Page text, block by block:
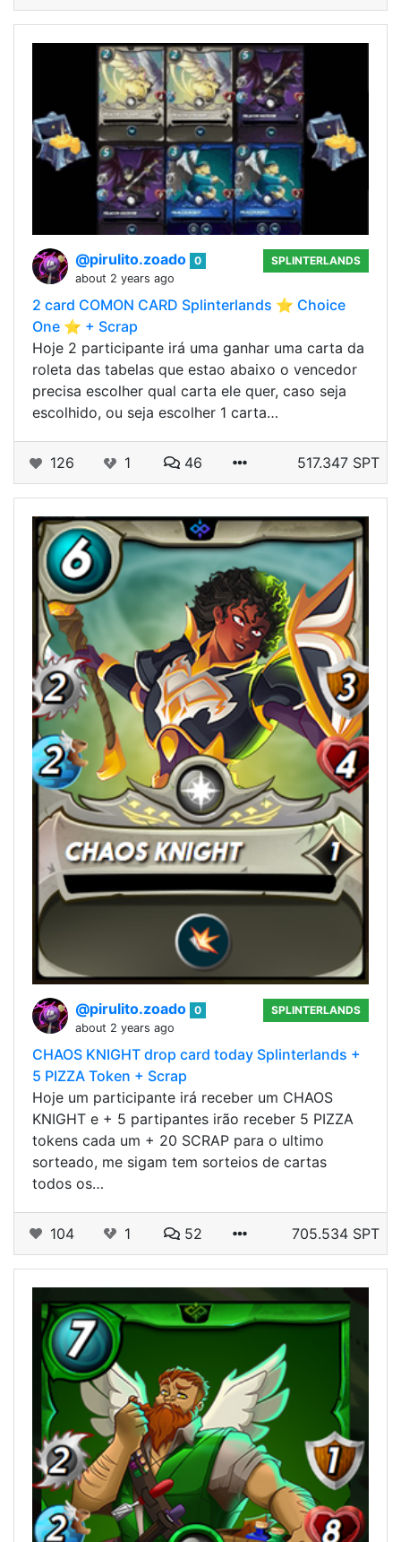
@pirulito.zoado 0
about 2 years ago
SPLINTERLANDS
2 card COMON CARD Splinterlands ⭐️ Choice
One ⭐️ + Scrap
Hoje 2 participante irá uma ganhar uma carta da
roleta das tabelas que estao abaixo o vencedor
precisa escolher qual carta ele quer, caso seja
escolhido, ou seja escolher 1 carta…
126 1 46 517.347 SPT
@pirulito.zoado 0
about 2 years ago
SPLINTERLANDS
CHAOS KNIGHT drop card today Splinterlands +
5 PIZZA Token + Scrap
Hoje um participante irá receber um CHAOS
KNIGHT e + 5 partipantes irão receber 5 PIZZA
tokens cada um + 20 SCRAP para o ultimo
sorteado, me sigam tem sorteios de cartas
todos os…
104 1 52 705.534 SPT